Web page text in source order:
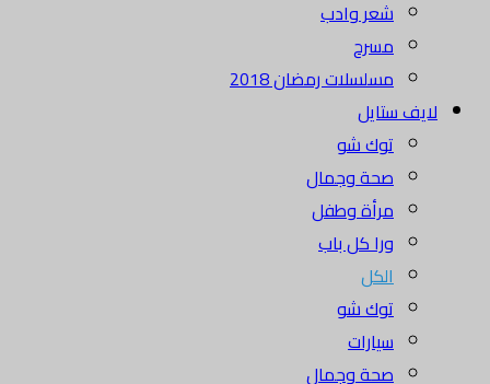
شعر وادب
مسرح
مسلسلات رمضان 2018
لايف ستايل
توك شو
صحة وجمال
مرأة وطفل
ورا كل باب
الكل
توك شو
سيارات
صحة وجمال